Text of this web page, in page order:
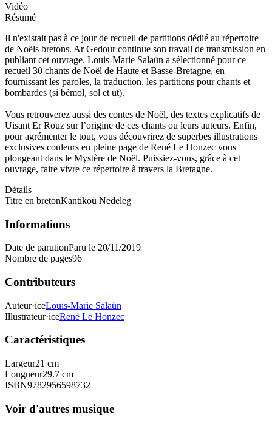
Vidéo
Résumé
Il n'existait pas à ce jour de recueil de partitions dédié au répertoire
de Noëls bretons. Ar Gedour continue son travail de transmission en
publiant cet ouvrage. Louis-Marie Salaün a sélectionné pour ce
recueil 30 chants de Noël de Haute et Basse-Bretagne, en
fournissant les paroles, la traduction, les partitions pour chants et
bombardes (si bémol, sol et ut).
Vous retrouverez aussi des contes de Noël, des textes explicatifs de
Uisant Er Rouz sur l’origine de ces chants ou leurs auteurs. Enfin,
pour agrémenter le tout, vous découvrirez de superbes illustrations
exclusives couleurs en pleine page de René Le Honzec vous
plongeant dans le Mystère de Noël. Puissiez-vous, grâce à cet
ouvrage, faire vivre ce répertoire à travers la Bretagne.
Détails
Titre en bretonKantikoù Nedeleg
Informations
Date de parutionParu le 20/11/2019
Nombre de pages96
Contributeurs
Auteur·iceLouis-Marie Salaün
Illustrateur·iceRené Le Honzec
Caractéristiques
Largeur21 cm
Longueur29.7 cm
ISBN9782956598732
Voir d'autres musique